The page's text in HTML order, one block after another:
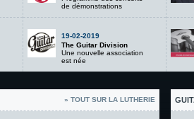
de démonstrations
19-02-2019
The Guitar Division
Une nouvelle association
est née
» TOUT SUR LA LUTHERIE